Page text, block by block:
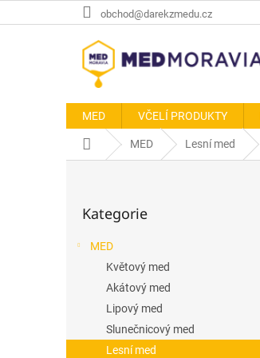
na
obchod@darekzmedu.cz
MED VČELÍ PRODUKTY
Domů MED Lesní med
a
kategorie
Kategorie
MED
Květový med
Akátový med
Lipový med
Slunečnicový med
Lesní med